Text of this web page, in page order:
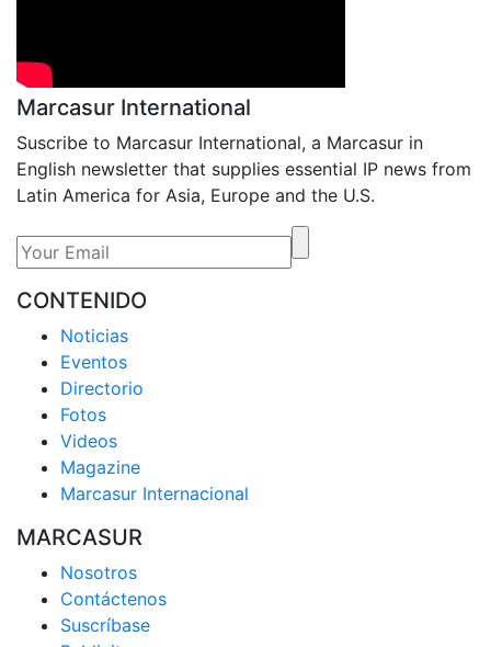
Marcasur International
Suscribe to Marcasur International, a Marcasur in
English newsletter that supplies essential IP news from
Latin America for Asia, Europe and the U.S.
CONTENIDO
Noticias
Eventos
Directorio
Fotos
Videos
Magazine
Marcasur Internacional
MARCASUR
Nosotros
Contáctenos
Suscríbase